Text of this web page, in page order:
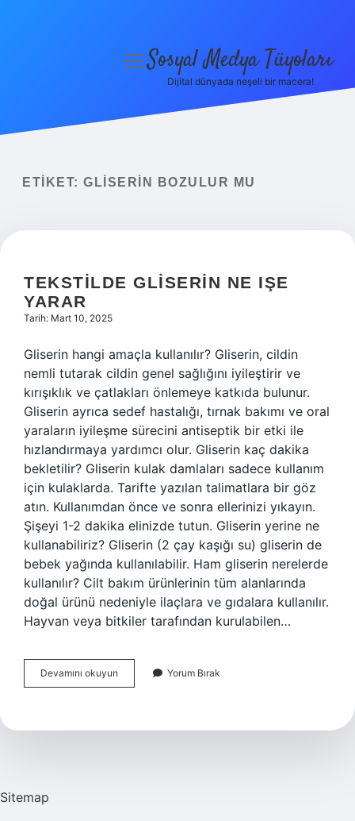
Yasal Uyarı
menüyüSosyal Medya Tüyoları
Dijital dünyada neşeli bir macera!
ETIKET: GLISERIN BOZULUR MU
TEKSTILDE GLISERIN NE IŞE
YARAR
Tarih: Mart 10, 2025
Gliserin hangi amaçla kullanılır? Gliserin, cildin
nemli tutarak cildin genel sağlığını iyileştirir ve
kırışıklık ve çatlakları önlemeye katkıda bulunur.
Gliserin ayrıca sedef hastalığı, tırnak bakımı ve oral
yaraların iyileşme sürecini antiseptik bir etki ile
hızlandırmaya yardımcı olur. Gliserin kaç dakika
bekletilir? Gliserin kulak damlaları sadece kullanım
için kulaklarda. Tarifte yazılan talimatlara bir göz
atın. Kullanımdan önce ve sonra ellerinizi yıkayın.
Şişeyi 1-2 dakika elinizde tutun. Gliserin yerine ne
kullanabiliriz? Gliserin (2 çay kaşığı su) gliserin de
bebek yağında kullanılabilir. Ham gliserin nerelerde
kullanılır? Cilt bakım ürünlerinin tüm alanlarında
doğal ürünü nedeniyle ilaçlara ve gıdalara kullanılır.
Hayvan veya bitkiler tarafından kurulabilen…
Devamını okuyun Tekstilde
Gliserin
Yarar
Yorum Bırak
Sitemap